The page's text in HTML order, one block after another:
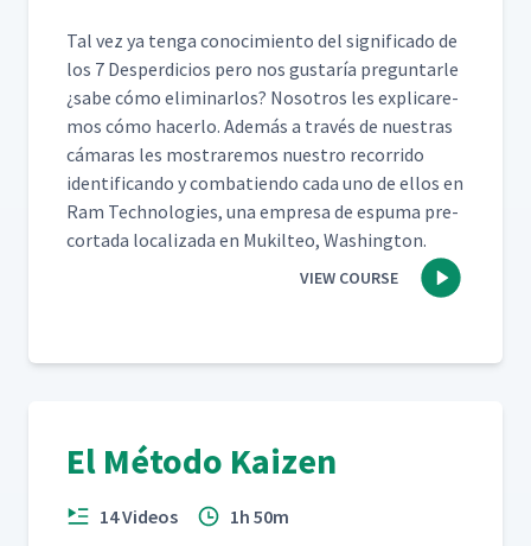
Tal vez ya ten­ga conocimien­to del sig­nifi­ca­do de
los 7 Des­perdi­cios pero nos gus­taría pre­gun­tar­le
¿sabe cómo elim­i­nar­los? Nosotros les expli­care­
mos cómo hac­er­lo. Además a través de nues­tras
cámaras les mostraremos nue­stro recor­ri­do
iden­ti­f­i­can­do y com­bat­ien­do cada uno de ellos en
Ram Tech­nolo­gies, una empre­sa de espuma pre-
cor­ta­da local­iza­da en Muk­il­teo, Washington.
VIEW COURSE
El Método Kaizen
14 Videos 1h 50m